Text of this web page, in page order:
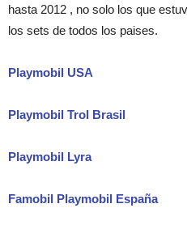
hasta 2012 , no solo los que
los sets de todos los paises.
Playmobil USA
Playmobil Trol Brasil
Playmobil Lyra
Famobil Playmobil España